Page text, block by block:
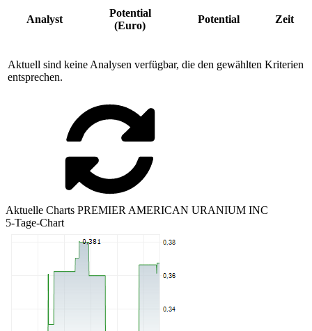
Analyst
Potential
(Euro)
Potential Zeit
Aktuell sind keine Analysen verfügbar, die den gewählten Kriterien
entsprechen.
Aktuelle Charts PREMIER AMERICAN URANIUM INC
5-Tage-Chart